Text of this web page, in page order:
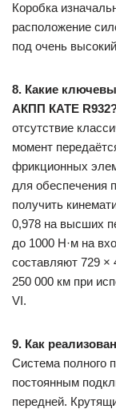
Коробка
расположение
под очень
8. Какие
АКПП КАТЕ
отсутствие
момент
фрикционных
для обеспечения
получить
0,978 на высших
до 1000 Н·м на
составляют 729
250 000 км при
VI.
9. Как
Система полного
постоянным
передней.